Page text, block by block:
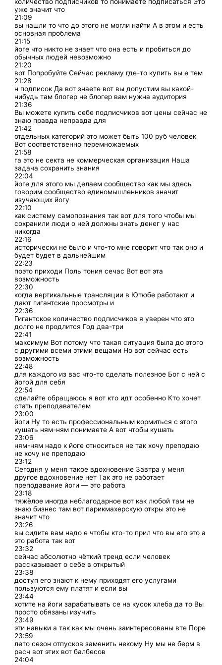
уже значит что
21:09
вы нашли то что до этого не могли найти А в этом и есть
основная проблема
21:15
йоге что никто не знает что она есть и пробиться до
обычных людей невозможно
21:20
вот Попробуйте Сейчас рекламу где-то купить вы е тем
21:28
н подписок Да вот знаете вот вы допустим вы какой-
нибудь там блогер не блогер вам нужна аудитория
21:36
Вы можете купить себе подписчиков вот цены сейчас не
знаю правда неправда для
21:42
отдельных категорий это может быть 100 руб человек
Вот соответственно перемножаемых
21:58
га это не секта не коммерческая организация Наша
задача сохранить знания
22:04
йоге для этого мы делаем сообщество как мы здесь
говорим сообщество единомышленников значит
изучающих йогу
22:10
как систему самопознания так вот для того чтобы мы
сохранили люди о ней должны знать денег у нас
никогда
22:16
исторически не было и что-то мне говорит что так оно и
будет будет в дальнейшим
22:23
поэто приходи Поль тония сечас Вот вот эта
возможность
22:30
когда вертикальные трансляции в Ютюбе работают и
дают гигантские просмотры и
22:36
Гигантское количество подписчиков я уверен что это
долго не продлится Год два-три
22:41
максимум Вот потому что такая ситуация была до этого
с другими всеми этими вещами Но вот сейчас есть
возможность
22:48
для каждого из вас что-то сделать полезное Бог с ней с
йогой для себя
22:54
сделайте обращаюсь я вот кто идт особенно Кто хочет
стать преподавателем
23:00
йоги Ну то есть профессиональным кормиться с этого
кушать ням-ням понимаете А вот чтобы кушать
23:06
ням-ням надо к йоге относиться не так хочу преподаю
не хочу не преподаю
23:12
Сегодня у меня такое вдохновение Завтра у меня
другое вдохновение нет Так это не работает
преподавание йоги — это работа
23:18
тяжёлое иногда неблагодарное вот как любой там не
знаю бизнес там вот парикмахерскую откры это не
значит что
23:26
вы сидите вам надо е чтобы кто-то прил что вы его это а
это работа так вот
23:32
сейчас абсолютно чёткий тренд если человек
рассказывает о себе в открытый
23:38
доступ его знают к нему приходят его услугами
пользуются ему платят и если вы
23:44
хотите на йоги зарабатывать се на кусок хлеба да то Вы
просто обязаны изучить
23:49
эти навыки а так как мы очень заинтересованы вте Поре
23:59
лето сезон отпусков заменить некому Ну мы не берм в
расч вот этих вот балбесов
24:04